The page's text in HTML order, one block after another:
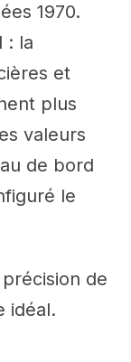
1970.
: la
et
plus
valeurs
de bord
le
de
idéal.